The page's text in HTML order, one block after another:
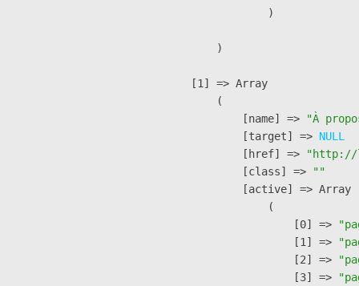
                )
        )
    [1] => Array
        (
            [name] =>
"À
            [target] =>
NULL
            [href] =>
"http://
            [class] =>
""
            [active] => Array
                (
                    [0] =>
                    [1] =>
                    [2] =>
                    [3] =>